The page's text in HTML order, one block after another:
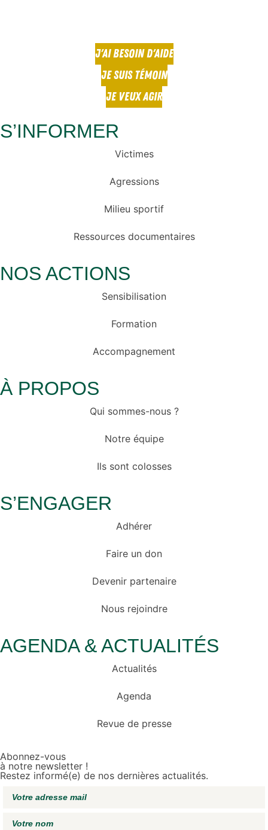
J'AI BESOIN D'AIDE
JE SUIS TÉMOIN
JE VEUX AGIR
S’INFORMER
Victimes
Agressions
Milieu sportif
Ressources documentaires
NOS ACTIONS
Sensibilisation
Formation
Accompagnement
À PROPOS
Qui sommes-nous ?
Notre équipe
Ils sont colosses
S’ENGAGER
Adhérer
Faire un don
Devenir partenaire
Nous rejoindre
AGENDA & ACTUALITÉS
Actualités
Agenda
Revue de presse
Abonnez-vous
à notre newsletter !
Restez informé(e) de nos dernières actualités.